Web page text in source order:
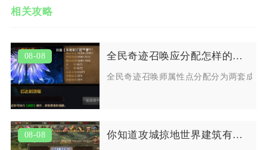
相关攻略
08-08 全民奇迹召唤应分配怎样的属性点
全民奇迹召唤师属性点分配分为两套成
08-08 你知道攻城掠地世界建筑有什么玩法